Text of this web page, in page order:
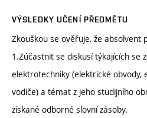
VÝSLEDKY UČENÍ PŘEDMĚTU
Zkouškou se ověřuje, že absolvent
1.Zúčastnit se diskusí týkajících se
elektrotechniky (elektrické obvody,
vodiče) a témat z jeho studijního
získané odborné slovní zásoby.